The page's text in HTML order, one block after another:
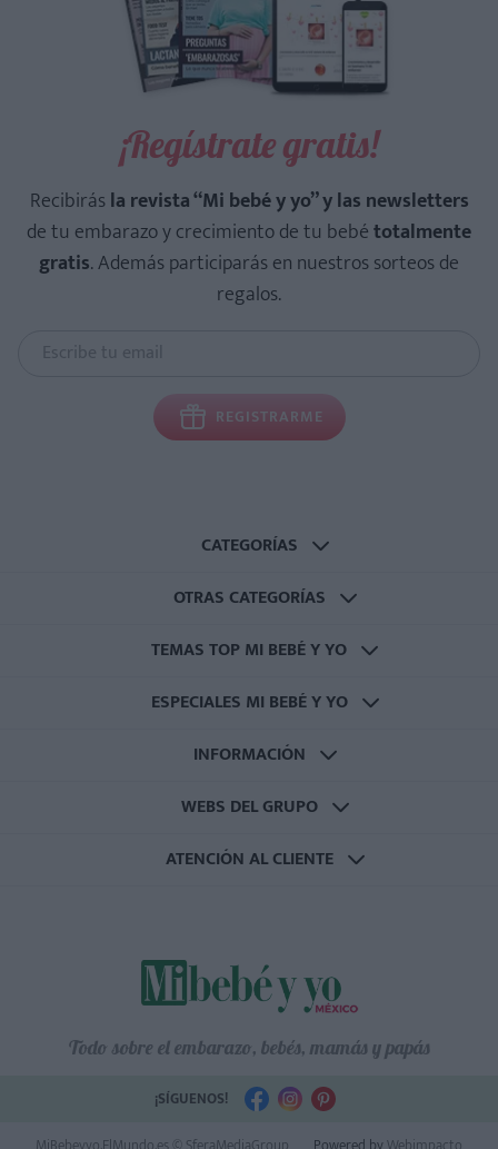
¡Regístrate gratis!
Recibirásla revista “Mi bebé y yo” y las newsletters
de tu embarazo y crecimiento de tu bebétotalmente
gratis. Además participarás en nuestros sorteos de
regalos.
REGISTRARME
CATEGORÍAS
OTRAS CATEGORÍAS
TEMAS TOP MI BEBÉ Y YO
ESPECIALES MI BEBÉ Y YO
INFORMACIÓN
WEBS DEL GRUPO
ATENCIÓN AL CLIENTE
Todo sobre el embarazo, bebés, mamás y papás
¡SÍGUENOS!